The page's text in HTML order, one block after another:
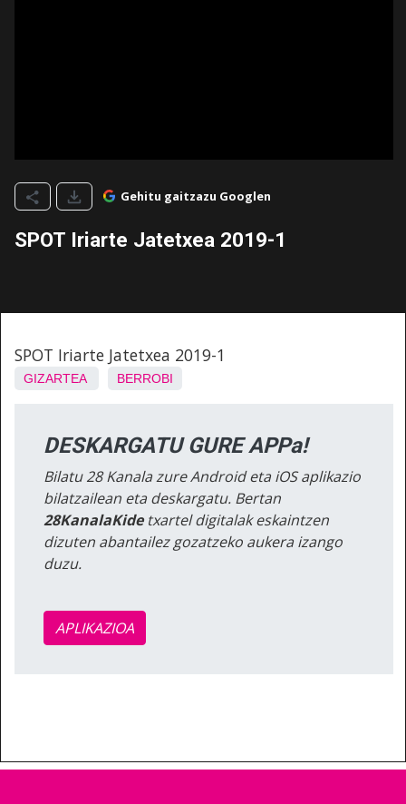
Gehitu gaitzazu Googlen
SPOT Iriarte Jatetxea 2019-1
SPOT Iriarte Jatetxea 2019-1
GIZARTEA BERROBI
DESKARGATU GURE APPa!
Bilatu 28 Kanala zure Android eta iOS aplikazio
bilatzailean eta deskargatu. Bertan
28KanalaKidetxartel digitalak eskaintzen
dizuten abantailez gozatzeko aukera izango
duzu.
APLIKAZIOA